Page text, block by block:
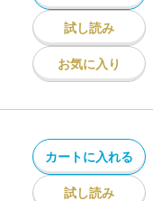
試し読み
お気に入り
カートに入れる
試し読み